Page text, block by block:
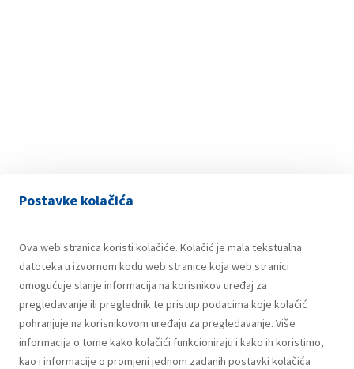
Postavke kolačića
Ova web stranica koristi kolačiće. Kolačić je mala tekstualna
datoteka u izvornom kodu web stranice koja web stranici
omogućuje slanje informacija na korisnikov uređaj za
pregledavanje ili preglednik te pristup podacima koje kolačić
pohranjuje na korisnikovom uređaju za pregledavanje. Više
informacija o tome kako kolačići funkcioniraju i kako ih koristimo,
kao i informacije o promjeni jednom zadanih postavki kolačića
zamjenik predsjednika